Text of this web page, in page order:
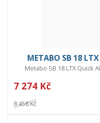
METABO SB 18
Metabo SB 18 LTX Quick
7 274 Kč
8 458 Kč